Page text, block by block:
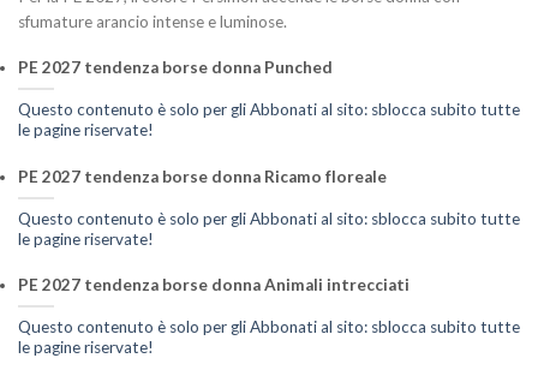
sfumature arancio intense e luminose.
PE 2027 tendenza borse donna Punched
Questo contenuto è solo per gli Abbonati al sito: sblocca subito tutte
le pagine riservate!
PE 2027 tendenza borse donna Ricamo floreale
Questo contenuto è solo per gli Abbonati al sito: sblocca subito tutte
le pagine riservate!
PE 2027 tendenza borse donna Animali intrecciati
Questo contenuto è solo per gli Abbonati al sito: sblocca subito tutte
le pagine riservate!